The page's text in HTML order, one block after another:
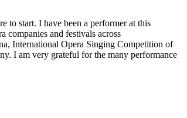
to start. I have been a performer at this
companies and festivals across
International Opera Singing Competition of
I am very grateful for the many performance